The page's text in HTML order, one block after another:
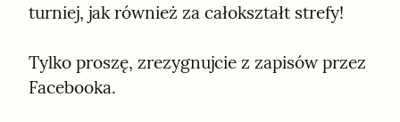
turniej, jak również za całokształt strefy!
Tylko proszę, zrezygnujcie z zapisów przez
Facebooka.